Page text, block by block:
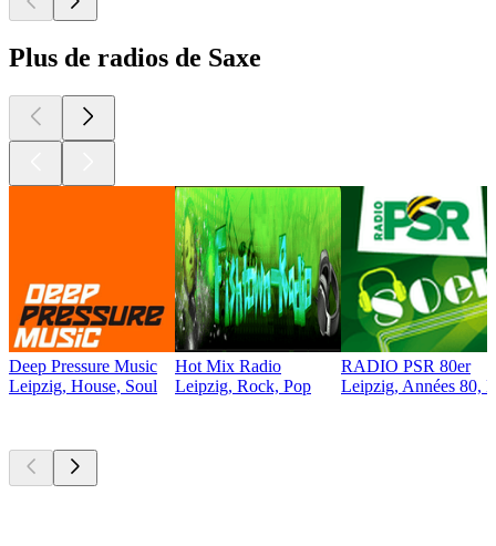
Plus de radios de Saxe
Deep Pressure Music
Leipzig, House, Soul
Hot Mix Radio
Leipzig, Rock, Pop
RADIO PSR 80er
Leipzig, Années 80,